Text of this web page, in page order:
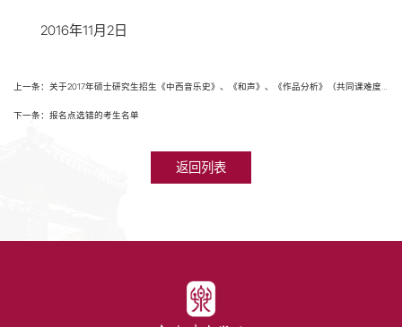
2016年11月2日
上一条：关于2017年硕士研究生招生《中西音乐史》、《和声》、《作品分析》（共同课难度）考试要求的补充说明
下一条：报名点选错的考生名单
返回列表